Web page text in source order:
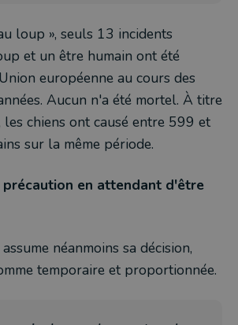
loup », seuls 13 incidents
et un être humain ont été
européenne au cours des
Aucun n'a été mortel. À titre
les chiens ont causé entre 599 et
sur la même période.
précaution en attendant d'être
néanmoins sa décision,
temporaire et proportionnée.